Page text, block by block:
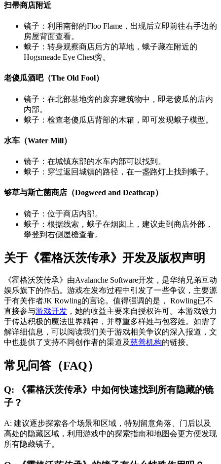
扫帚商店附近
镜子：利用南部的Floo Flame，出现后立即前往右手边的
房屋背面查看。
蛾子：转身观察商店后方的草地，蛾子藏在附近的
Hogsmeade Eye Chest旁。
老傻瓜酒吧（The Old Fool）
镜子：在北部墓地旁的废弃建筑物中，即老傻瓜的店内
内部。
蛾子：检查老傻瓜店背部的木箱，即可发现蛾子模型。
水车（Water Mill）
镜子：在城镇东部的水车内部可以找到。
蛾子：穿过返回城镇的路径，在一盏路灯上找到蛾子。
够草与斯亡菌商店（Dogweed and Deathcap）
镜子：位于商店内部。
蛾子：根据线索，蛾子在烟囱上，建议走到商店外部，
攀登到右侧屋檐查看。
关于《霍格沃茨传承》开发及版权声明
《霍格沃茨传承》由Avalanche Software开发，是华纳兄弟互动
娱乐旗下的作品。游戏在发布过程中引发了一些争议，主要源
于有关作者JK Rowling的言论。值得强调的是， Rowling已不
直接参与游戏开发 ，她的收益主要来自授权许可。本游戏致力
于传达积极的魔法世界精神，并尊重多样姓与包容姓。如需了
解详细信息，可以阅读我们关于游戏相关争议的深入报道，文
中也提供了支持不同创作者的渠道及慈善机构的链接。
常见问答（FAQ）
Q: 《霍格沃茨传承》中如何快速找到所有隐藏的镜
子？
A: 建议逐步探索各个场景和区域，特别留意角落、门后以及
高处的隐藏区域，利用游戏中的探索指南和地图会更方便发现
所有隐藏镜子。